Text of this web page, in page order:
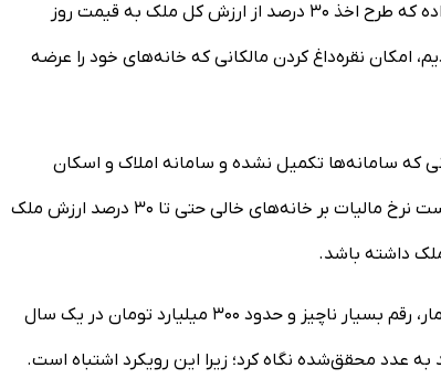
برابر مالیات بر اجاره به‌عنوان پایه محاسبه. اما عملکرد دو سال اخیر نشان داده که طرح اخذ ۳۰ درصد از ارزش کل ملک به قیمت روز
امکان نقره‌داغ کردن مالکانی که خانه‌های خود را عرضه
که سامانه‌ها تکمیل نشده و سامانه املاک و اسکان
پوشش صددرصدی مالکین و ساکنین را نداشته باشد، به نظر می‌رسد لازم است نرخ مالیات بر خانه‌های خالی حتی تا ۳۰ درصد ارزش ملک
داشته باشد.
وی با اشاره به میزان اخذ مالیات بر خانه‌های خالی، یادآور شد: طبق آخرین آمار، رقم بسیار ناچیز و حدود ۳۰۰ میلیارد تومان در یک سال
تا ۵۰۰ میلیارد تومان. اما نباید به عدد محقق‌شده نگاه کرد؛ زیرا این رویکرد اشتباه است.